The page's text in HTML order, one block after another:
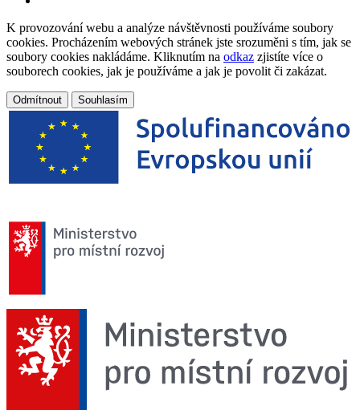
K provozování webu a analýze návštěvnosti používáme soubory
cookies. Procházením webových stránek jste srozuměni s tím, jak se
soubory cookies nakládáme. Kliknutím na odkaz zjistíte více o
souborech cookies, jak je používáme a jak je povolit či zakázat.
Odmítnout Souhlasím